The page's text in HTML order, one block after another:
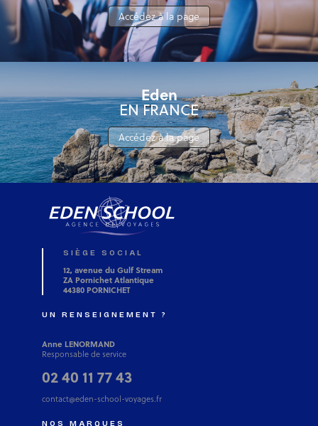
Accédez à la page
Eden
EN FRANCE
Accédez à la page
SIÈGE SOCIAL
12, avenue du Gulf Stream
ZA Pornichet Atlantique
44380 PORNICHET
UN RENSEIGNEMENT ?
Anne LENORMAND
Responsable de service
02 40 11 77 43
contact@eden-school-voyages.fr
NOS MARQUES